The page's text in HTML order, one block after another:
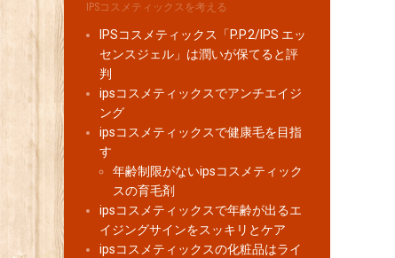
IPSコスメティックスを考える
IPSコスメティックス「P.P.2/IPS エッ
センスジェル」は潤いが保てると評
判
ipsコスメティックスでアンチエイジ
ング
ipsコスメティックスで健康毛を目指
す
年齢制限がないipsコスメティック
スの育毛剤
ipsコスメティックスで年齢が出るエ
イジングサインをスッキリとケア
ipsコスメティックスの化粧品はライ